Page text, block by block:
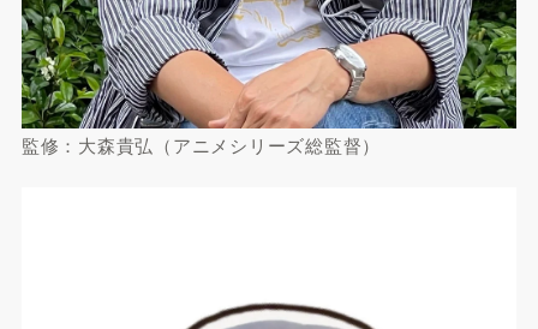
監修：大森貴弘（アニメシリーズ総監督）